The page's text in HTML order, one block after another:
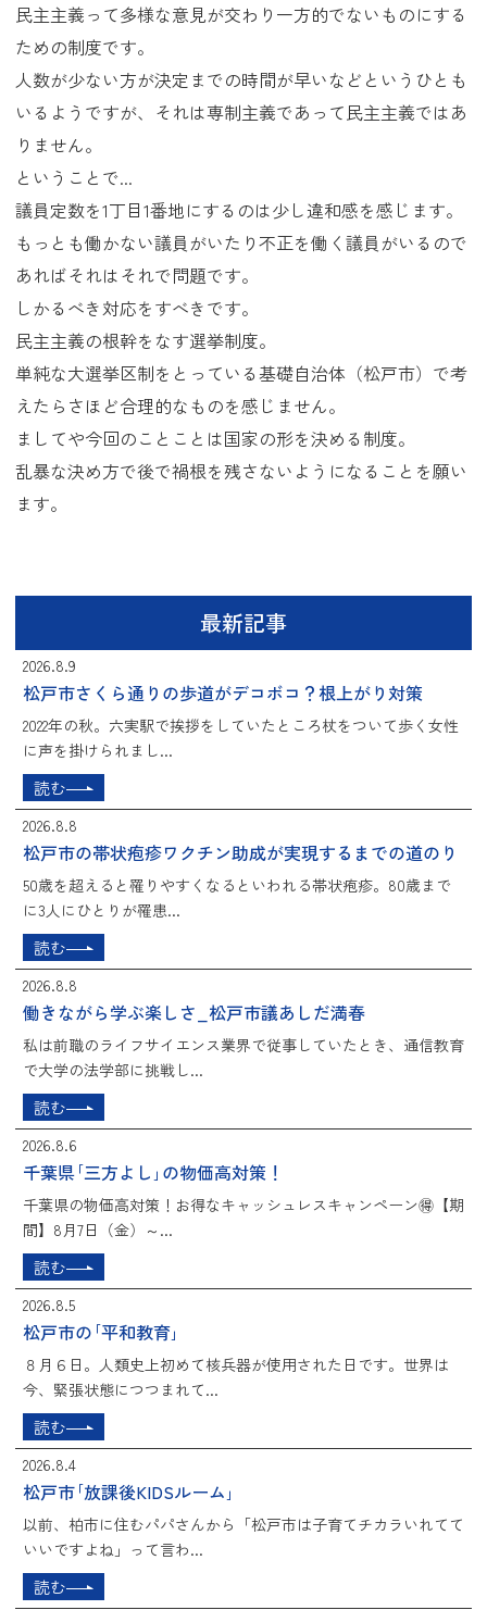
民主主義って多様な意見が交わり一方的でないものにする
ための制度です。
人数が少ない方が決定までの時間が早いなどというひとも
いるようですが、それは専制主義であって民主主義ではあ
りません。
ということで...
議員定数を1丁目1番地にするのは少し違和感を感じます。
もっとも働かない議員がいたり不正を働く議員がいるので
あればそれはそれで問題です。
しかるべき対応をすべきです。
民主主義の根幹をなす選挙制度。
単純な大選挙区制をとっている基礎自治体（松戸市）で考
えたらさほど合理的なものを感じません。
ましてや今回のことことは国家の形を決める制度。
乱暴な決め方で後で禍根を残さないようになることを願い
ます。
最新記事
2026.8.9
松戸市さくら通りの歩道がデコボコ？根上がり対策
2022年の秋。六実駅で挨拶をしていたところ杖をついて歩く女性
に声を掛けられまし...
読む
2026.8.8
松戸市の帯状疱疹ワクチン助成が実現するまでの道のり
50歳を超えると罹りやすくなるといわれる帯状疱疹。80歳まで
に3人にひとりが罹患...
読む
2026.8.8
働きながら学ぶ楽しさ_松戸市議あしだ満春
私は前職のライフサイエンス業界で従事していたとき、通信教育
で大学の法学部に挑戦し...
読む
2026.8.6
千葉県｢三方よし｣の物価高対策！
千葉県の物価高対策！お得なキャッシュレスキャンペーン🉐【期
間】8月7日（金）～...
読む
2026.8.5
松戸市の｢平和教育｣
８月６日。人類史上初めて核兵器が使用された日です。世界は
今、緊張状態につつまれて...
読む
2026.8.4
松戸市｢放課後KIDSルーム｣
以前、柏市に住むパパさんから「松戸市は子育てチカラいれてて
いいですよね」って言わ...
読む